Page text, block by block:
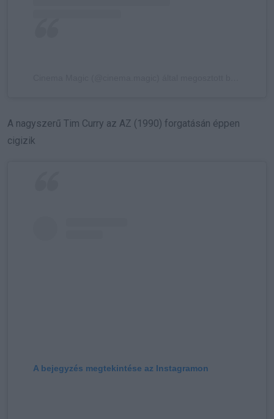
A nagyszerű Tim Curry az AZ (1990) forgatásán éppen
cigizik
A bejegyzés megtekintése az Instagramon